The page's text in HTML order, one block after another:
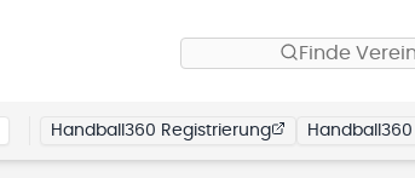
Finde
Handball360 Registrierung Handball360